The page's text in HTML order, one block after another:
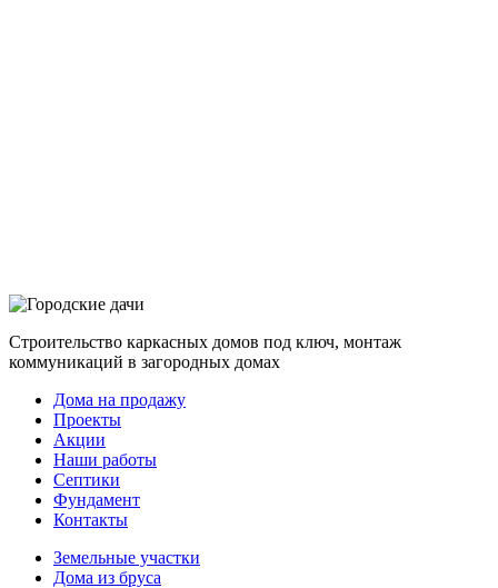
Строительство каркасных домов под ключ, монтаж
коммуникаций в загородных домах
Дома на продажу
Проекты
Акции
Наши работы
Септики
Фундамент
Контакты
Земельные участки
Дома из бруса